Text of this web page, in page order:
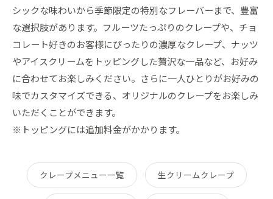
シックな味わいから季節限定の特別なフレーバーまで、豊富
な選択肢があります。フルーツたっぷりのクレープや、チョ
コレート好きのお客様にぴったりの濃厚なクレープ、ナッツ
やアイスクリームをトッピングした贅沢な一品など、お好み
に合わせてお楽しみください。さらに一人ひとりがお好みの
味でカスタマイズできる、オリジナルのクレープをお楽しみ
いただくことができます。
※トッピングには追加料金がかかります。
クレープメニュー一覧 生クリームクレープ